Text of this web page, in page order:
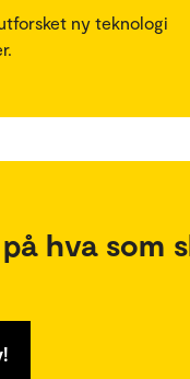
ny teknologi
hva som